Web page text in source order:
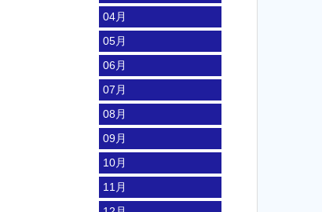
04月
05月
06月
07月
08月
09月
10月
11月